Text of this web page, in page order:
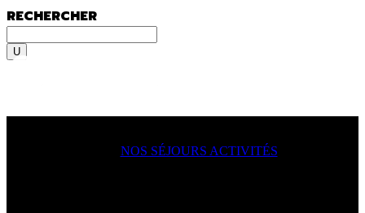
RECHERCHER
NOS SÉJOURS ACTIVITÉS